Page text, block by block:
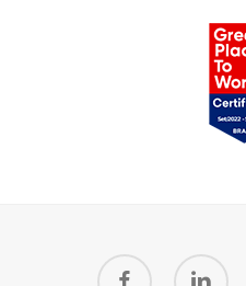
facebook linkedin